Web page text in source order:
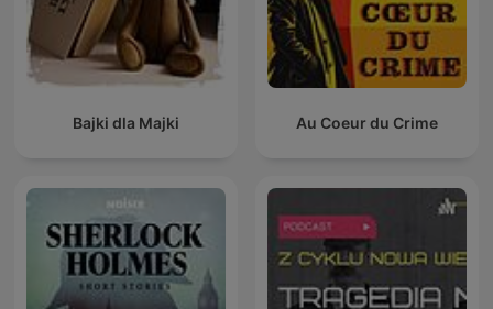
Bajki dla Majki Au Coeur du Crime